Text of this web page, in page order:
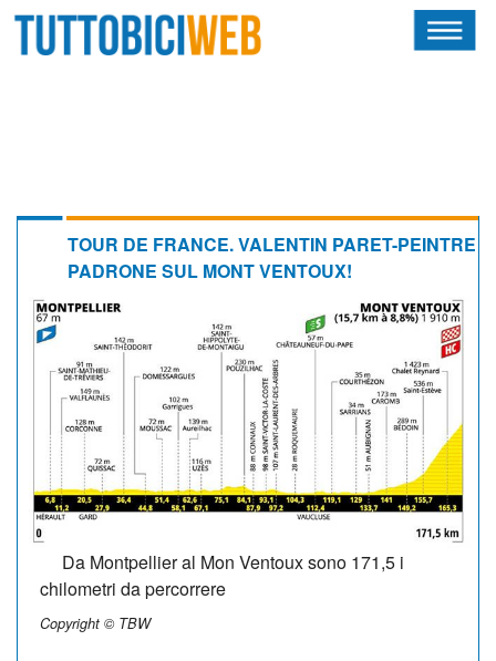
CALENDARIO
OSCAR
ALBI D'ORO
NEWSLETTER
TOUR DE FRANCE. VALENTIN PARET-PEINTRE
PADRONE SUL MONT VENTOUX!
Da Montpellier al Mon Ventoux sono 171,5 i
chilometri da percorrere
Copyright © TBW